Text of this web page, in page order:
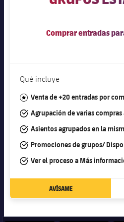
Jugadores
Fotos
Palmarés
Infantil
Femenino
Agenda
Jugadores
Calendario
Resultados
plusicon
más
Actualidad
Calendario
Clasificaciones
Hockey hierba
Noticias
Hockey Hierba Masculino
Patinaje artístico
plusicon
más
Plantilla
Rugby
plusicon
más
Comprar entradas
Qué incluye
#star
Venta de +20 entradas por
#tick
Agrupación de varias
#tick
Asientos agrupados en la
#tick
Promociones de grupos/
#tick
Ver el proceso a Más
AVÍSAME